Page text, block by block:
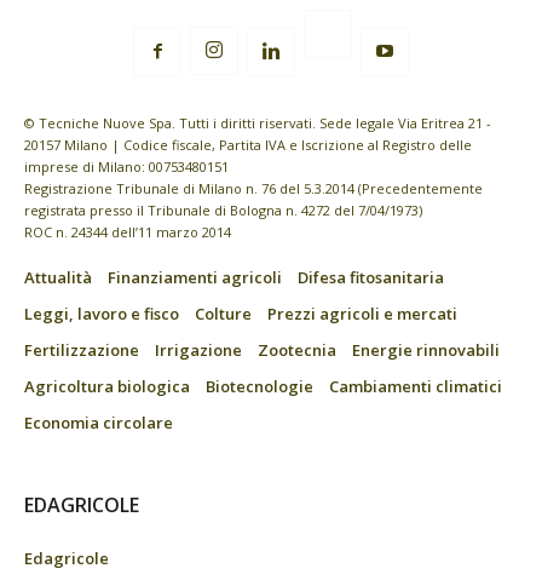
© Tecniche Nuove Spa. Tutti i diritti riservati. Sede legale Via Eritrea 21 -
20157 Milano | Codice fiscale, Partita IVA e Iscrizione al Registro delle
imprese di Milano: 00753480151
Registrazione Tribunale di Milano n. 76 del 5.3.2014 (Precedentemente
registrata presso il Tribunale di Bologna n. 4272 del 7/04/1973)
ROC n. 24344 dell’11 marzo 2014
Attualità Finanziamenti agricoli
Difesa fitosanitaria
Leggi, lavoro e fisco
Colture
Prezzi agricoli e mercati
Fertilizzazione
Irrigazione Zootecnia
Energie rinnovabili
Agricoltura biologica
Biotecnologie
Cambiamenti climatici
Economia circolare
EDAGRICOLE
Edagricole